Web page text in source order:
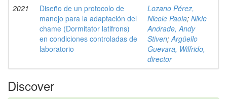
2021
Diseño de un protocolo de
manejo para la adaptación del
chame (Dormitator latifrons)
en condiciones controladas de
laboratorio
Lozano Pérez,
Nicole Paola; Nikle
Andrade, Andy
Stiven;Argüello
Guevara, Wilfrido,
director
Discover